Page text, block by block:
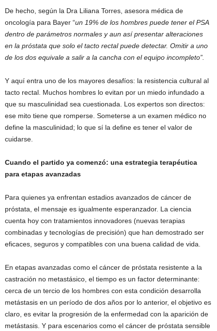
De hecho, según la Dra Liliana Torres, asesora médica de
oncología para Bayer “un 19% de los hombres puede tener el PSA
dentro de parámetros normales y aun así presentar alteraciones
en la próstata que solo el tacto rectal puede detectar. Omitir a uno
de los dos equivale a salir a la cancha con el equipo incompleto”.
Y aquí entra uno de los mayores desafíos: la resistencia cultural al
tacto rectal. Muchos hombres lo evitan por un miedo infundado a
que su masculinidad sea cuestionada. Los expertos son directos:
ese mito tiene que romperse. Someterse a un examen médico no
define la masculinidad; lo que sí la define es tener el valor de
cuidarse.
Cuando el partido ya comenzó: una estrategia terapéutica
para etapas avanzadas
Para quienes ya enfrentan estadios avanzados de cáncer de
próstata, el mensaje es igualmente esperanzador. La ciencia
cuenta hoy con tratamientos innovadores (nuevas terapias
combinadas y tecnologías de precisión) que han demostrado ser
eficaces, seguros y compatibles con una buena calidad de vida.
En etapas avanzadas como el cáncer de próstata resistente a la
castración no metastásico, el tiempo es un factor determinante:
cerca de un tercio de los hombres con esta condición desarrolla
metástasis en un período de dos años por lo anterior, el objetivo es
claro, es evitar la progresión de la enfermedad con la aparición de
metástasis. Y para escenarios como el cáncer de próstata sensible